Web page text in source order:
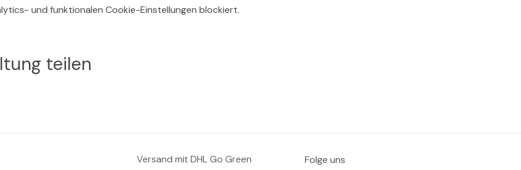
und funktionalen Cookie-Einstellungen blockiert.
teilen
Versand mit DHL Go Green Folge uns